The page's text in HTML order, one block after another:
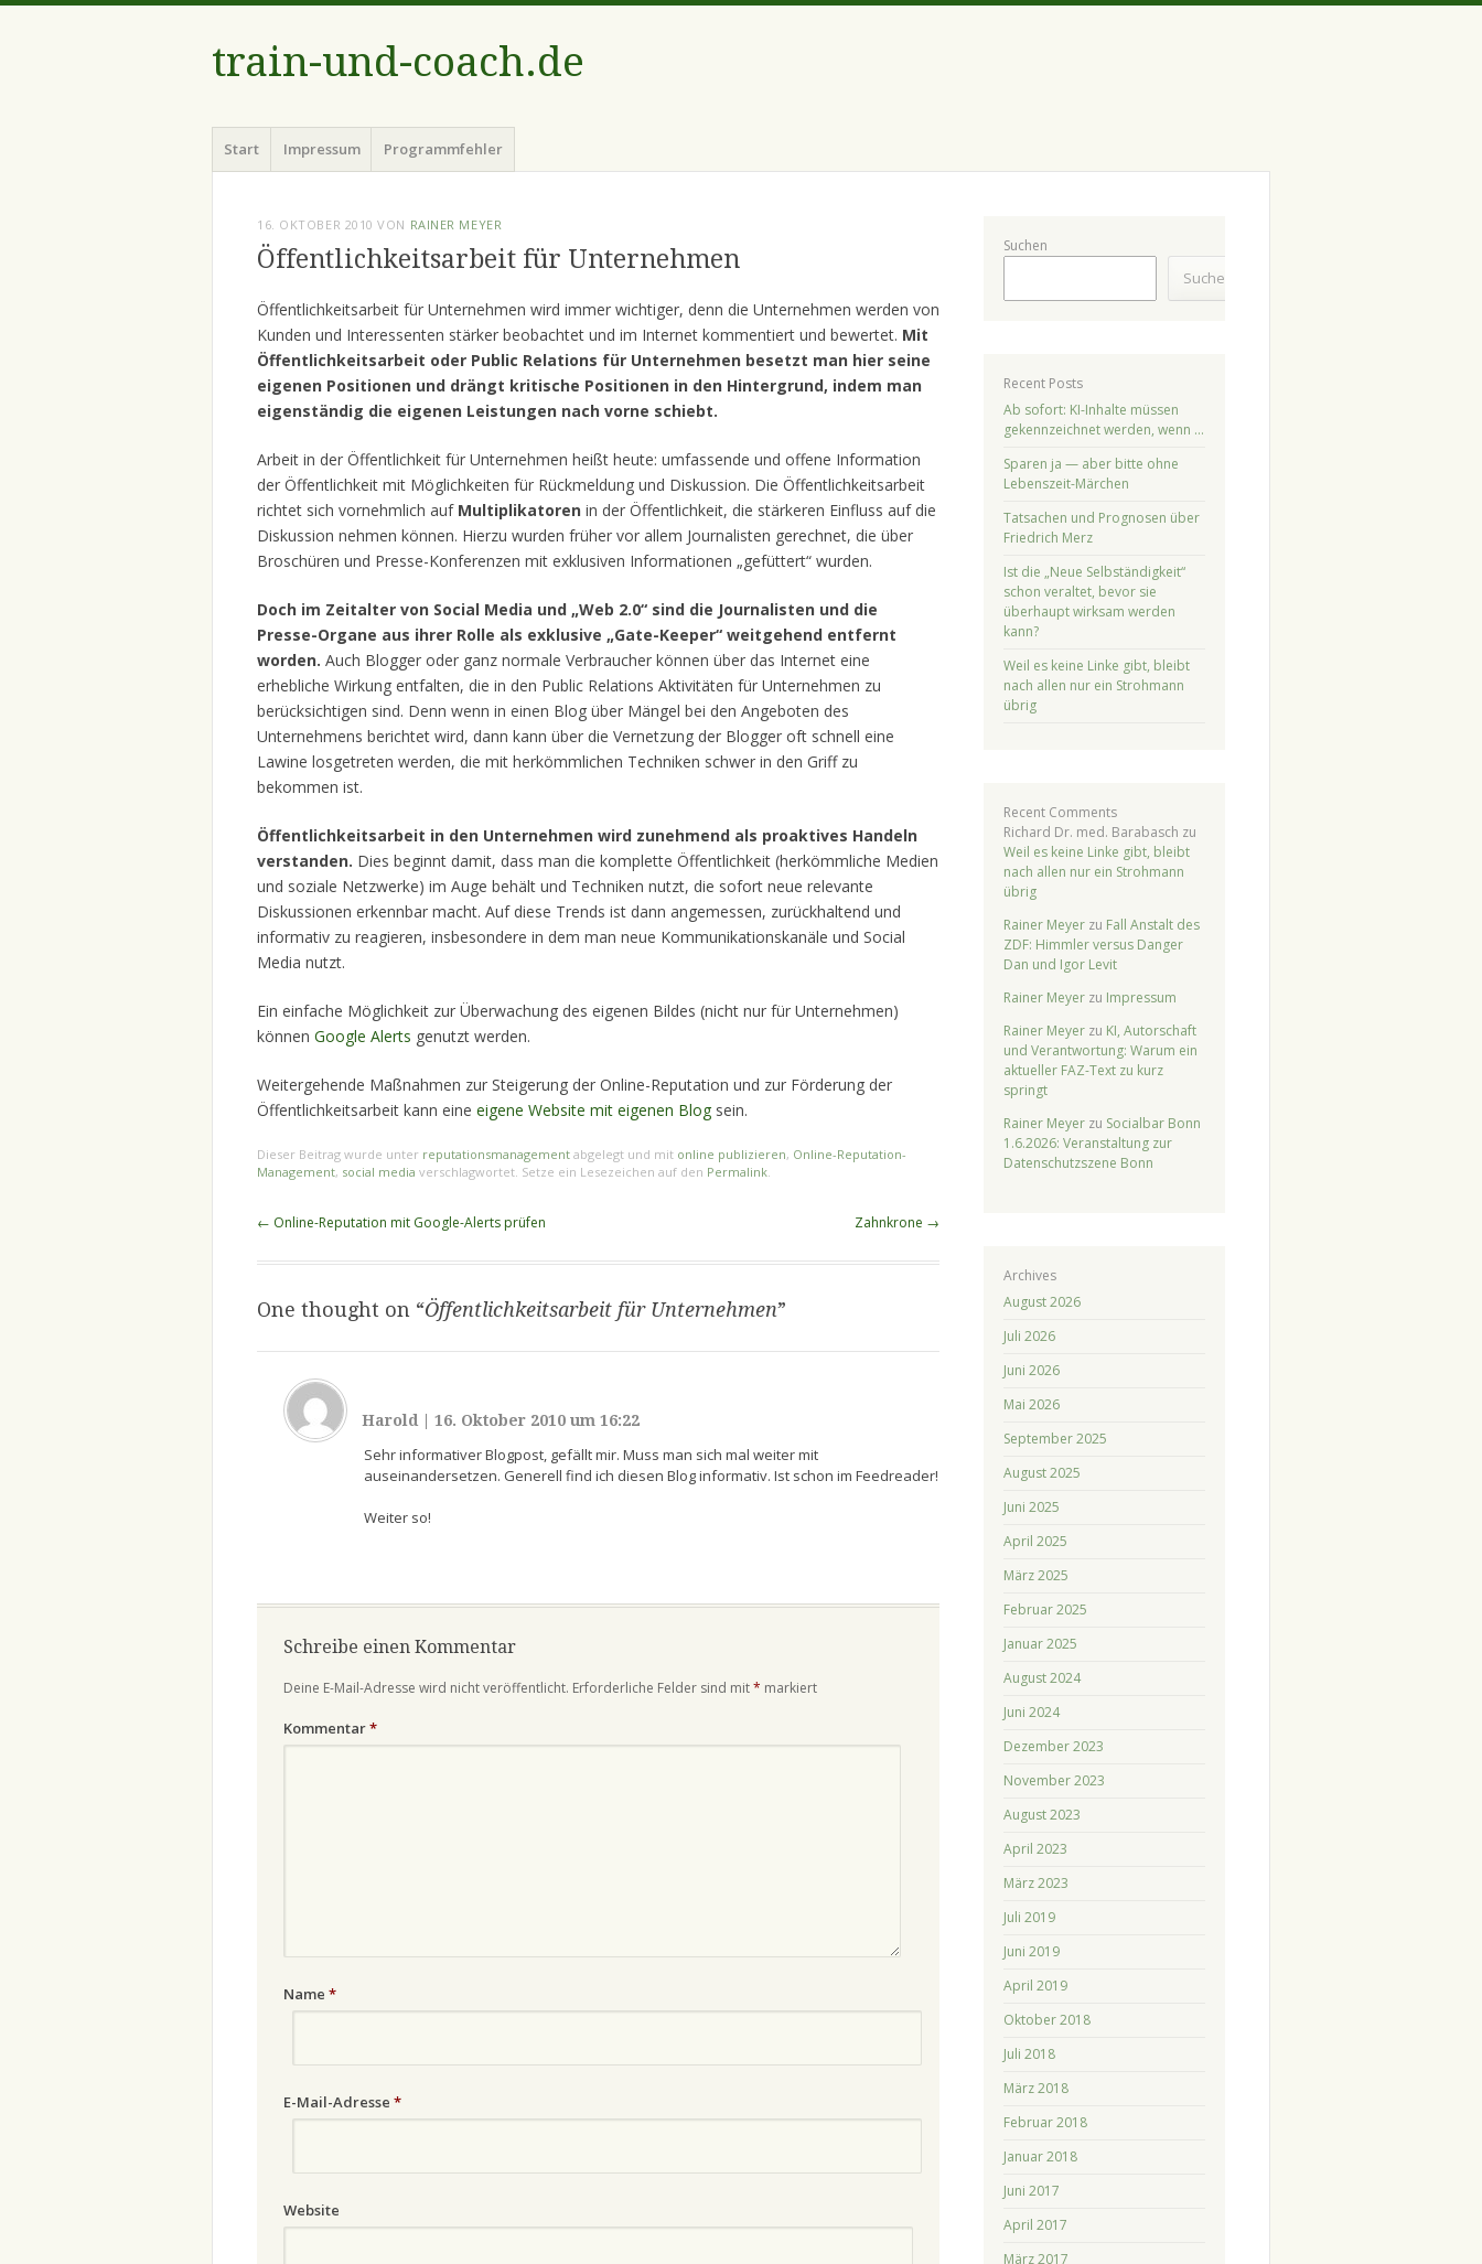
train-und-coach.de
Menü
Zum
Inhalt
Start Impressum Programmfehler
16. OKTOBER 2010 VON RAINER MEYER
Öffentlichkeitsarbeit für Unternehmen
Öffentlichkeitsarbeit für Unternehmen wird immer wichtiger, denn die Unternehmen werden von
Kunden und Interessenten stärker beobachtet und im Internet kommentiert und bewertet. Mit
Öffentlichkeitsarbeit oder Public Relations für Unternehmen besetzt man hier seine
eigenen Positionen und drängt kritische Positionen in den Hintergrund, indem man
eigenständig die eigenen Leistungen nach vorne schiebt.
Arbeit in der Öffentlichkeit für Unternehmen heißt heute: umfassende und offene Information
der Öffentlichkeit mit Möglichkeiten für Rückmeldung und Diskussion. Die Öffentlichkeitsarbeit
richtet sich vornehmlich auf Multiplikatoren in der Öffentlichkeit, die stärkeren Einfluss auf die
Diskussion nehmen können. Hierzu wurden früher vor allem Journalisten gerechnet, die über
Broschüren und Presse-Konferenzen mit exklusiven Informationen „gefüttert“ wurden.
Doch im Zeitalter von Social Media und „Web 2.0“ sind die Journalisten und die
Presse-Organe aus ihrer Rolle als exklusive „Gate-Keeper“ weitgehend entfernt
worden. Auch Blogger oder ganz normale Verbraucher können über das Internet eine
erhebliche Wirkung entfalten, die in den Public Relations Aktivitäten für Unternehmen zu
berücksichtigen sind. Denn wenn in einen Blog über Mängel bei den Angeboten des
Unternehmens berichtet wird, dann kann über die Vernetzung der Blogger oft schnell eine
Lawine losgetreten werden, die mit herkömmlichen Techniken schwer in den Griff zu
bekommen ist.
Öffentlichkeitsarbeit in den Unternehmen wird zunehmend als proaktives Handeln
verstanden. Dies beginnt damit, dass man die komplette Öffentlichkeit (herkömmliche Medien
und soziale Netzwerke) im Auge behält und Techniken nutzt, die sofort neue relevante
Diskussionen erkennbar macht. Auf diese Trends ist dann angemessen, zurückhaltend und
informativ zu reagieren, insbesondere in dem man neue Kommunikationskanäle und Social
Media nutzt.
Ein einfache Möglichkeit zur Überwachung des eigenen Bildes (nicht nur für Unternehmen)
können Google Alerts genutzt werden.
Weitergehende Maßnahmen zur Steigerung der Online-Reputation und zur Förderung der
Öffentlichkeitsarbeit kann eine eigene Website mit eigenen Blog sein.
Dieser Beitrag wurde unter reputationsmanagement abgelegt und mit online publizieren, Online-Reputation-
Management, social media verschlagwortet. Setze ein Lesezeichen auf den Permalink.
Beitragsnavigation
← Online-Reputation mit Google-Alerts prüfen Zahnkrone →
One thought on “Öffentlichkeitsarbeit für Unternehmen”
Harold|16. Oktober 2010 um 16:22
Sehr informativer Blogpost, gefällt mir. Muss man sich mal weiter mit
auseinandersetzen. Generell find ich diesen Blog informativ. Ist schon im Feedreader!
Weiter so!
Schreibe einen Kommentar
Deine E-Mail-Adresse wird nicht veröffentlicht. Erforderliche Felder sind mit* markiert
Kommentar*
Name *
E-Mail-Adresse *
Website
Suchen
Suchen
Recent Posts
Ab sofort: KI-Inhalte müssen
gekennzeichnet werden, wenn …
Sparen ja — aber bitte ohne
Lebenszeit-Märchen
Tatsachen und Prognosen über
Friedrich Merz
Ist die „Neue Selbständigkeit“
schon veraltet, bevor sie
überhaupt wirksam werden
kann?
Weil es keine Linke gibt, bleibt
nach allen nur ein Strohmann
übrig
Recent Comments
Richard Dr. med. Barabasch zu
Weil es keine Linke gibt, bleibt
nach allen nur ein Strohmann
übrig
Rainer Meyerzu Fall Anstalt des
ZDF: Himmler versus Danger
Dan und Igor Levit
Rainer Meyerzu Impressum
Rainer Meyerzu KI, Autorschaft
und Verantwortung: Warum ein
aktueller FAZ-Text zu kurz
springt
Rainer Meyerzu Socialbar Bonn
1.6.2026: Veranstaltung zur
Datenschutzszene Bonn
Archives
August 2026
Juli 2026
Juni 2026
Mai 2026
September 2025
August 2025
Juni 2025
April 2025
März 2025
Februar 2025
Januar 2025
August 2024
Juni 2024
Dezember 2023
November 2023
August 2023
April 2023
März 2023
Juli 2019
Juni 2019
April 2019
Oktober 2018
Juli 2018
März 2018
Februar 2018
Januar 2018
Juni 2017
April 2017
März 2017